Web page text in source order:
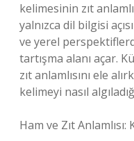
kelimesinin zıt
yalnızca dil bilgisi
ve yerel
tartışma alanı açar.
zıt anlamlısını ele
kelimeyi nasıl
Ham ve Zıt